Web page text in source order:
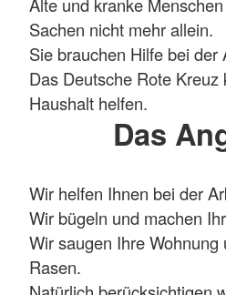
Sachen nicht mehr allein.
Sie brauchen Hilfe bei der
Das Deutsche Rote Kreuz
Haushalt helfen.
Das
Wir helfen Ihnen bei der
Wir bügeln und machen
Wir saugen Ihre Wohnung
Rasen.